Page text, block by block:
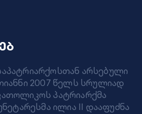
არსებული
2007 წელს სრულიად
პატრიარქმა
ილია II დააფუძნა